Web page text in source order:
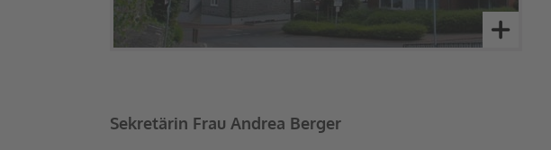
Sekretärin Frau Andrea Berger